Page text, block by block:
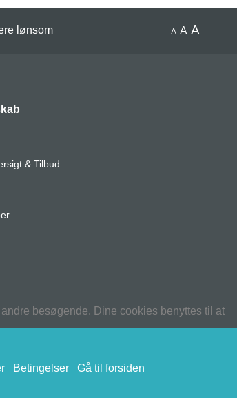
A A A
lønsom
& Tilbud
Gå til forsiden
Betingelser
besøgende. Dine cookies benyttes til at